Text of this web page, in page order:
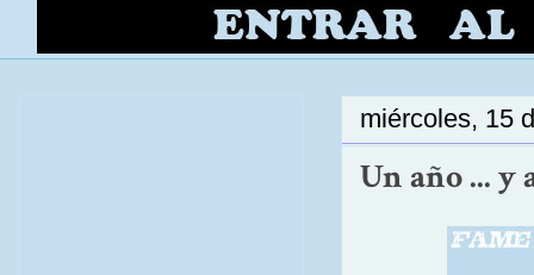
miércoles, 15
Un año ... y